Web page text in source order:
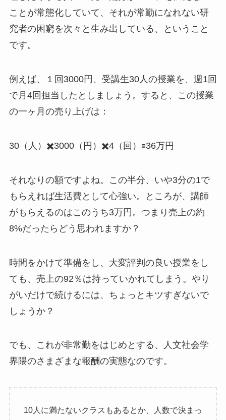
ことが常態化していて、それが常勤になれない研
究者の困窮を次々と生み出している、ということ
です。
例えば、１回3000円、受講生30人の授業を、週1回
で月4回担当したとしましょう。すると、この授業
の一ヶ月の売り上げは：
30（人）✖️3000（円）✖️4（回）🟰36万円
それなりの額ですよね。この半分、いや3分の1で
もらえれば生活費として心強い。ところが、講師
がもらえるのはこのうち3万円。つまり売上の約
8%だったらどう思われますか？
時間をかけて準備をし、大変評判の良い授業をし
ても、売上の92％は持っていかれてしまう。やり
がいだけで続けるには、ちょっとキツすぎないで
しょうか？
でも、これが非常勤をはじめとする、人文社会学
界隈のさまざまな報酬の実態なのです。
10人に満たないクラスもあるとか、人数で決まっ